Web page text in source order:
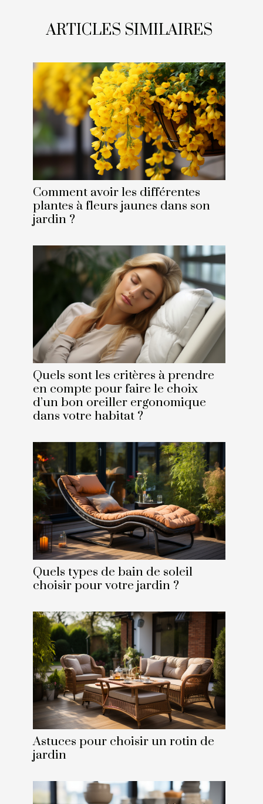
ARTICLES SIMILAIRES
Comment avoir les différentes
plantes à fleurs jaunes dans son
jardin ?
Quels sont les critères à prendre
en compte pour faire le choix
d’un bon oreiller ergonomique
dans votre habitat ?
Quels types de bain de soleil
choisir pour votre jardin ?
Astuces pour choisir un rotin de
jardin